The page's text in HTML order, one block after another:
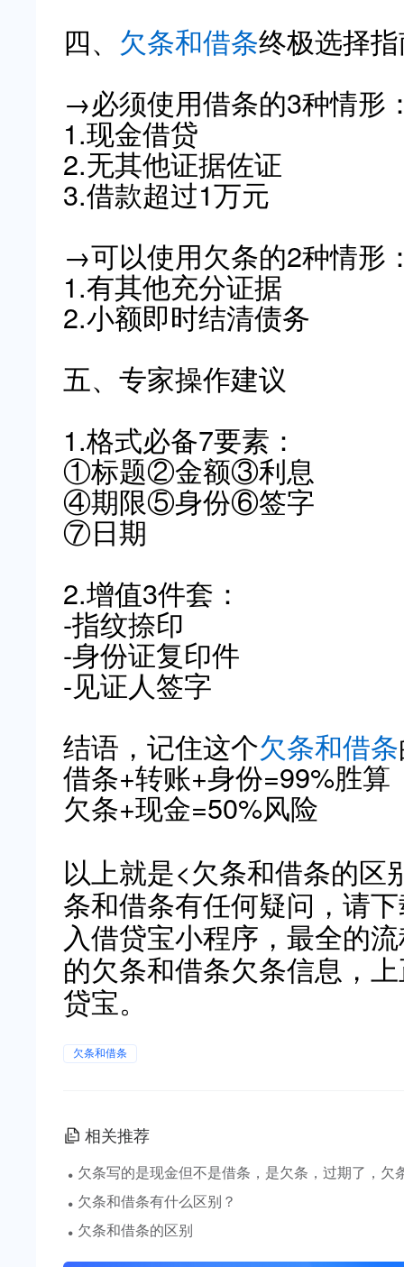
四、 欠条和借条终极选择
→必须使用借条的3种情形
1.现金借贷
2.无其他证据佐证
3.借款超过1万元
→可以使用欠条的2种情形
1.有其他充分证据
2.小额即时结清债务
五、专家操作建议
1.格式必备7要素：
①标题②金额③利息
④期限⑤身份⑥签字
⑦日期
2.增值3件套：
-指纹捺印
-身份证复印件
-见证人签字
结语，记住这个欠条和借条
借条+转账+身份=99%胜算
欠条+现金=50%风险
以上就是<欠条和借条的区
条和借条有任何疑问，请
入借贷宝小程序，最全的
的欠条和借条欠条信息，
贷宝。
欠条和借条
相关推荐
· 欠条写的是现金但不是借条，是欠条，过期了，欠
· 欠条和借条有什么区别？
· 欠条和借条的区别